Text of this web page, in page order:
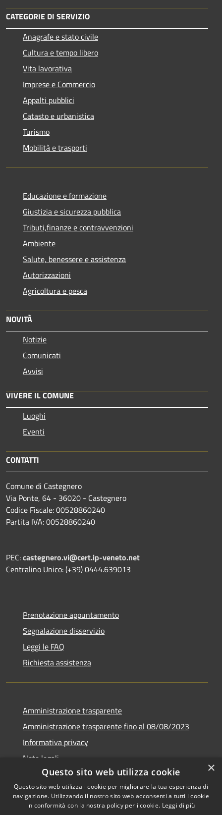
CATEGORIE DI SERVIZIO
Anagrafe e stato civile
Cultura e tempo libero
Vita lavorativa
Imprese e Commercio
Appalti pubblici
Catasto e urbanistica
Turismo
Mobilità e trasporti
Educazione e formazione
Giustizia e sicurezza pubblica
Tributi,finanze e contravvenzioni
Ambiente
Salute, benessere e assistenza
Autorizzazioni
Agricoltura e pesca
NOVITÀ
Notizie
Comunicati
Avvisi
VIVERE IL COMUNE
Luoghi
Eventi
CONTATTI
Comune di Castegnero
Via Ponte, 64 - 36020 - Castegnero
Codice Fiscale: 00528860240
Partita IVA: 00528860240
PEC:castegnero.vi@cert.ip-veneto.net
Centralino Unico: (+39) 0444.639013
Prenotazione appuntamento
Segnalazione disservizio
Leggi le FAQ
Richiesta assistenza
Amministrazione trasparente
Amministrazione trasparente fino al 08/08/2023
Informativa privacy
Note legali
Dichiarazione di accessibilità
×
Questo sito web utilizza cookie
Questo sito web utilizza i cookie per migliorare la tua esperienza di
navigazione. Utilizzando il nostro sito web acconsenti a tutti i cookie
in conformità con la nostra policy per i cookie. Leggi di più